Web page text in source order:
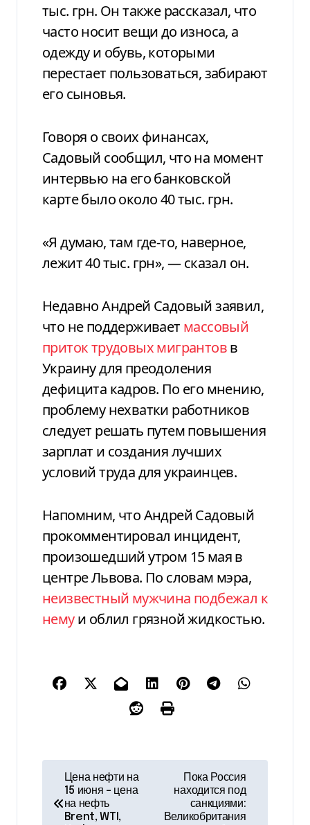
тыс. грн. Он также рассказал, что
часто носит вещи до износа, а
одежду и обувь, которыми
перестает пользоваться, забирают
его сыновья.
Говоря о своих финансах,
Садовый сообщил, что на момент
интервью на его банковской
карте было около 40 тыс. грн.
«Я думаю, там где-то, наверное,
лежит 40 тыс. грн», — сказал он.
Недавно Андрей Садовый заявил,
что не поддерживаетмассовый
приток трудовых мигрантовв
Украину для преодоления
дефицита кадров. По его мнению,
проблему нехватки работников
следует решать путем повышения
зарплат и создания лучших
условий труда для украинцев.
Напомним, что Андрей Садовый
прокомментировал инцидент,
произошедший утром 15 мая в
центре Львова. По словам мэра,
неизвестный мужчина подбежал к
немуи облил грязной жидкостью.
Цена нефти на
15 июня – цена
на нефть
Brent, WTI,
Пока Россия
находится под
санкциями:
Великобритания